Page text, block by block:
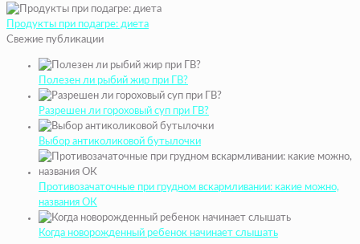
Продукты при подагре: диета
Свежие публикации
Полезен ли рыбий жир при ГВ?
Разрешен ли гороховый суп при ГВ?
Выбор антиколиковой бутылочки
Противозачаточные при грудном вскармливании: какие можно,
названия ОК
Когда новорожденный ребенок начинает слышать